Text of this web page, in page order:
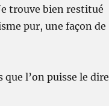
trouve bien restitué
pur, une façon de
que l’on puisse le dire